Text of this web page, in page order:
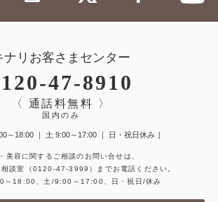
ナリお客さまセンター
47-8910
〈 通話料無料 〉
国内のみ
～18:00 ｜ 土 9:00～17:00 ｜ 日・祝日休み ］
美容に関するご相談のお問い合せは、
談室
（0120-47-3999）
までお電話ください。
～18:00、土/9:00～17:00、日・祝日/休み